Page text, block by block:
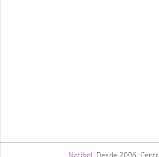
Notibol . Desde 2006.